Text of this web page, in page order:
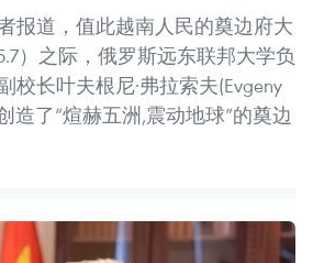
报道，值此越南人民的奠边府大
）之际，俄罗斯远东联邦大学负
校长叶夫根尼·弗拉索夫(Evgeny
造了“煊赫五洲,震动地球”的奠边